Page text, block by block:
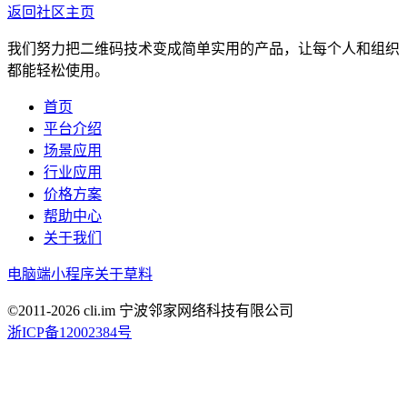
返回社区主页
我们努力把二维码技术变成简单实用的产品，让每个人和组织
都能轻松使用。
首页
平台介绍
场景应用
行业应用
价格方案
帮助中心
关于我们
电脑端小程序关于草料
©2011-2026 cli.im 宁波邻家网络科技有限公司
浙ICP备12002384号